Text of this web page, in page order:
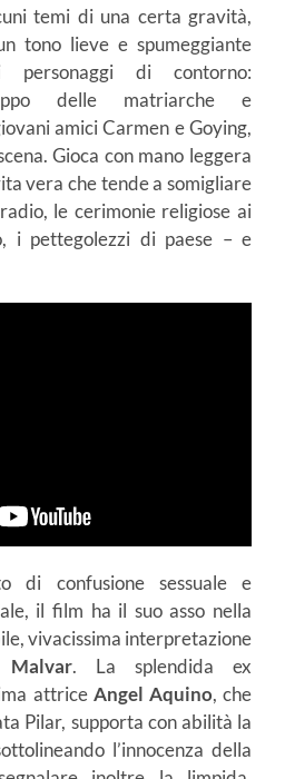
temi di una certa gravità,
tono lieve e spumeggiante
personaggi di contorno:
delle matriarche e
amici Carmen e Goying,
Gioca con mano leggera
vera che tende a somigliare
le cerimonie religiose ai
i pettegolezzi di paese – e
di confusione sessuale e
il film ha il suo asso nella
vivacissima interpretazione
Malvar. La splendida ex
attrice Angel Aquino, che
Pilar, supporta con abilità la
l’innocenza della